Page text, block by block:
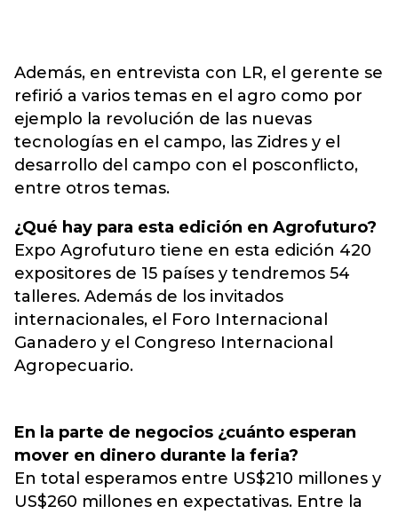
Además, en entrevista con LR, el gerente se
refirió a varios temas en el agro como por
ejemplo la revolución de las nuevas
tecnologías en el campo, las Zidres y el
desarrollo del campo con el posconflicto,
entre otros temas.
¿Qué hay para esta edición en Agrofuturo?
Expo Agrofuturo tiene en esta edición 420
expositores de 15 países y tendremos 54
talleres. Además de los invitados
internacionales, el Foro Internacional
Ganadero y el Congreso Internacional
Agropecuario.
En la parte de negocios ¿cuánto esperan
mover en dinero durante la feria?
En total esperamos entre US$210 millones y
US$260 millones en expectativas. Entre la